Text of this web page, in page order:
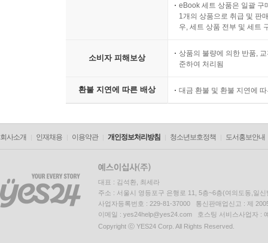
eBook 세트 상품은 일괄 구
1개의 상품으로 취급 및 판
우, 세트 상품 전부 및 세트
소비자 피해보상
상품의 불량에 의한 반품,
준하여 처리됨
환불 지연에 따른 배상 대금 환불 및 환불 지연에
회사소개 인재채용 이용약관 개인정보처리방침 청소년보호정책 도서홍보안내
대표 : 김석환, 최세라
주소 : 서울시 영등포구 은행로 11, 5층~6층(여의도동,일신
사업자등록번호 : 229-81-37000 통신판매업신고 : 제
이메일 : yes24help@yes24.com 호스팅 서비스사업자 :
Copyright ⓒ YES24 Corp. All Rights Reserved.